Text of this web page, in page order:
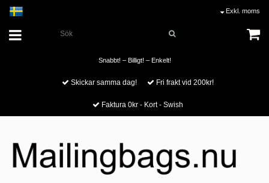
Exkl. moms
Snabbt! – Billigt! – Enkelt!
Skickar samma dag! Fri frakt vid 200kr!
Faktura 0kr - Kort - Swish